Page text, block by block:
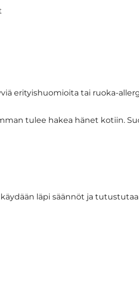
erityishuomioita tai ruoka-
tulee hakea hänet kotiin.
läpi säännöt ja